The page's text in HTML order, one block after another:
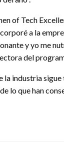
of Tech
a la
y yo me
del
industria
lo que han